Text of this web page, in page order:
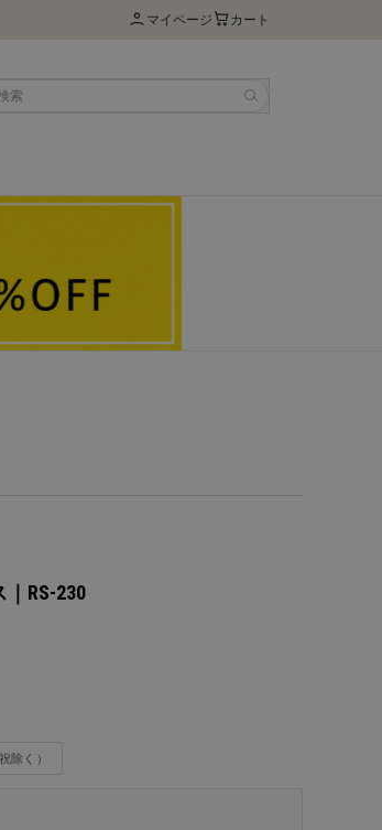
マイページ カート
｜RS-230
除く）